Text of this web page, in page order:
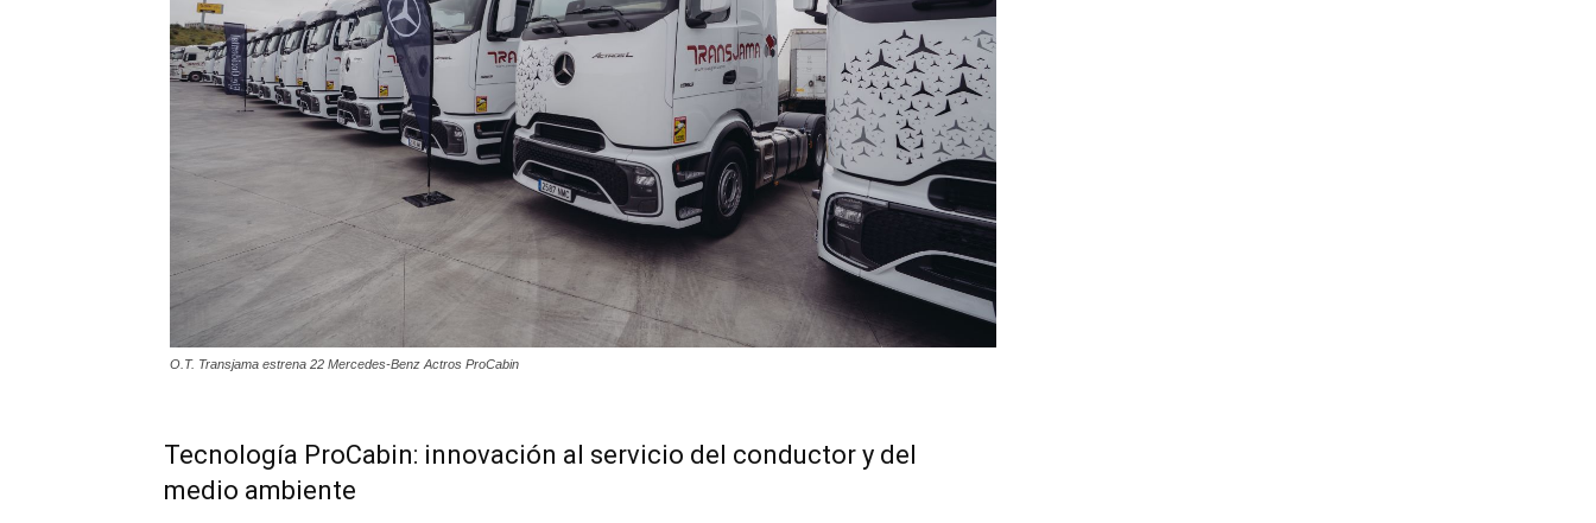
O.T. Transjama estrena 22 Mercedes-Benz Actros ProCabin
Tecnología ProCabin: innovación al servicio del conductor y del
medio ambiente